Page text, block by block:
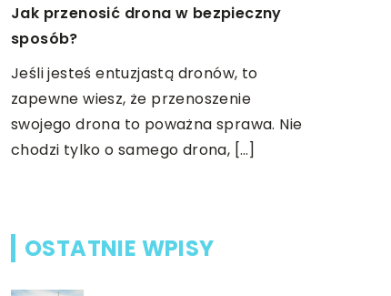
Jak przenosić drona w bezpieczny
sposób?
Jeśli jesteś entuzjastą dronów, to
zapewne wiesz, że przenoszenie
swojego drona to poważna sprawa. Nie
chodzi tylko o samego drona, […]
OSTATNIE WPISY